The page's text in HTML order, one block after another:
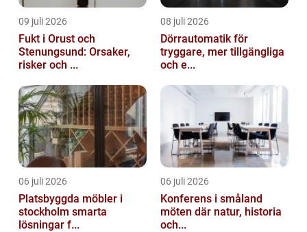
09 juli 2026
Fukt i Orust och
Stenungsund: Orsaker,
risker och ...
08 juli 2026
Dörrautomatik för
tryggare, mer tillgängliga
och e...
06 juli 2026
Platsbyggda möbler i
stockholm smarta
lösningar f...
06 juli 2026
Konferens i småland
möten där natur, historia
och...